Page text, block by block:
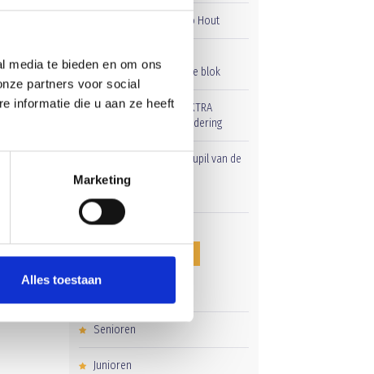
media te bieden en om ons
partners voor social
informatie die u aan ze heeft
Marketing
Alles toestaan
Overwinning op Mierlo Hout
oefenwedstrijd tweede blok
Uitnodiging voor de EXTRA
Algemene Ledenvergadering
Word jij de volgende Pupil van de
Week bij BlauwGeel?
CATEGORIEËN
Senioren
Junioren